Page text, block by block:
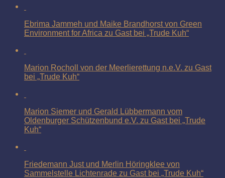
Ebrima Jammeh und Maike Brandhorst von Green
Environment for Africa zu Gast bei „Trude Kuh“
Marion Rocholl von der Meerlierettung n.e.V. zu Gast
bei „Trude Kuh“
Marion Siemer und Gerald Lübbermann vom
Oldenburger Schützenbund e.V. zu Gast bei „Trude
Kuh“
Friedemann Just und Merlin Höringklee von
Sammelstelle Lichtenrade zu Gast bei „Trude Kuh“